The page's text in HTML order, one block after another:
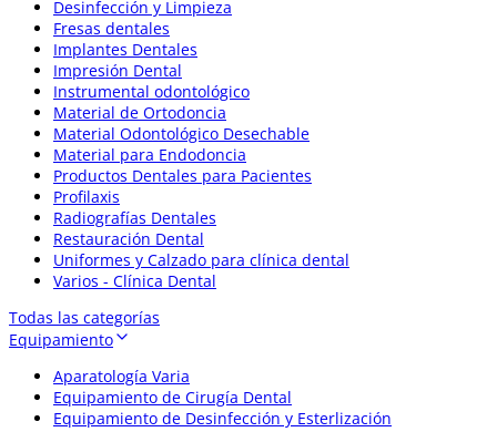
Desinfección y Limpieza
Fresas dentales
Implantes Dentales
Impresión Dental
Instrumental odontológico
Material de Ortodoncia
Material Odontológico Desechable
Material para Endodoncia
Productos Dentales para Pacientes
Profilaxis
Radiografías Dentales
Restauración Dental
Uniformes y Calzado para clínica dental
Varios - Clínica Dental
Todas las categorías
Equipamiento
Aparatología Varia
Equipamiento de Cirugía Dental
Equipamiento de Desinfección y Esterlización